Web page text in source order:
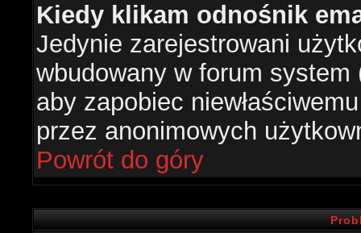
Kiedy klikam odnośnik
Jedynie zarejestrowani
wbudowany w forum system
aby zapobiec
przez anonimowych
Powrót do góry